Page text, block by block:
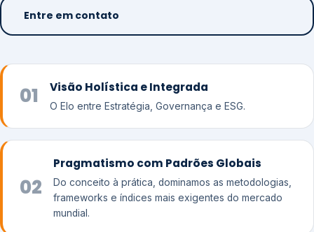
Entre em contato
01 Visão Holística e Integrada
O Elo entre Estratégia, Governança e ESG.
02
Pragmatismo com Padrões Globais
Do conceito à prática, dominamos as metodologias,
frameworks e índices mais exigentes do mercado
mundial.